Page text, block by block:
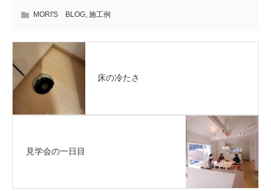
MORI'S BLOG, 施工例
床の冷たさ
見学会の一日目